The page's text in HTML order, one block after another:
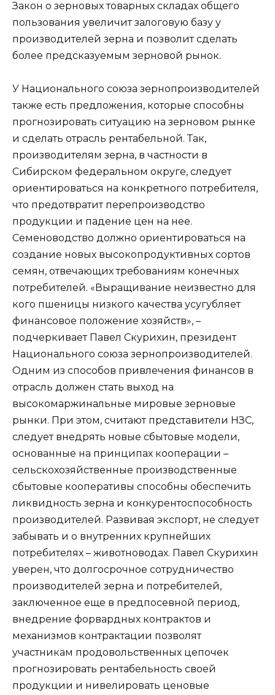
Закон о зерновых товарных складах общего
пользования увеличит залоговую базу у
производителей зерна и позволит сделать
более предсказуемым зерновой рынок.
У Национального союза зернопроизводителей
также есть предложения, которые способны
прогнозировать ситуацию на зерновом рынке
и сделать отрасль рентабельной. Так,
производителям зерна, в частности в
Сибирском федеральном округе, следует
ориентироваться на конкретного потребителя,
что предотвратит перепроизводство
продукции и падение цен на нее.
Семеноводство должно ориентироваться на
создание новых высокопродуктивных сортов
семян, отвечающих требованиям конечных
потребителей. «Выращивание неизвестно для
кого пшеницы низкого качества усугубляет
финансовое положение хозяйств», –
подчеркивает Павел Скурихин, президент
Национального союза зернопроизводителей.
Одним из способов привлечения финансов в
отрасль должен стать выход на
высокомаржинальные мировые зерновые
рынки. При этом, считают представители НЗС,
следует внедрять новые сбытовые модели,
основанные на принципах кооперации –
сельскохозяйственные производственные
сбытовые кооперативы способны обеспечить
ликвидность зерна и конкурентоспособность
производителей. Развивая экспорт, не следует
забывать и о внутренних крупнейших
потребителях – животноводах. Павел Скурихин
уверен, что долгосрочное сотрудничество
производителей зерна и потребителей,
заключенное еще в предпосевной период,
внедрение форвардных контрактов и
механизмов контрактации позволят
участникам продовольственных цепочек
прогнозировать рентабельность своей
продукции и нивелировать ценовые